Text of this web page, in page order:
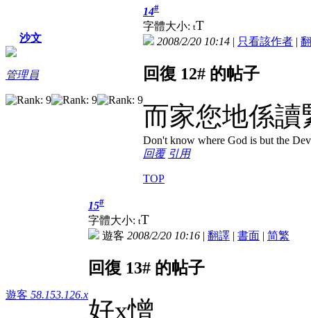
沙文
管理員
14#
字體大小: tT
2008/2/20 10:14 | 只看該作者 |
回復 12# 的帖子
而家您地係讀
Don't know where God is but the
回覆 引用
TOP
遊客 58.153.126.x
15#
字體大小: tT
遊客 2008/2/20 10:16 | 翻譯 | 書面 | 简繁
回復 13# 的帖子
好x憎